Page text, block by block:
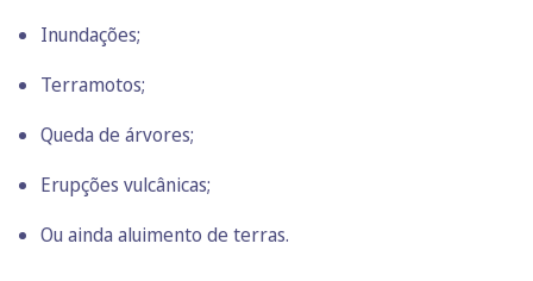
Inundações;
Terramotos;
Queda de árvores;
Erupções vulcânicas;
Ou ainda aluimento de terras.